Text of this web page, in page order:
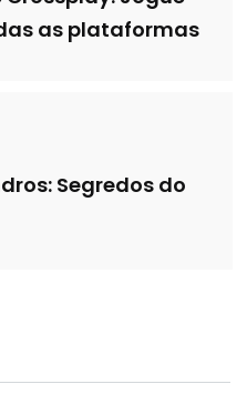
as plataformas
Segredos do